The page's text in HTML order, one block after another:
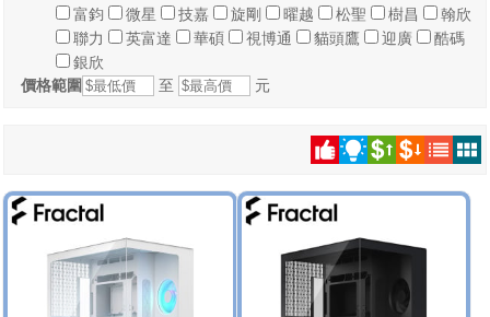
富鈞
微星 技嘉 旋剛 曜越 松聖 樹昌
翰欣
聯力
英富達 華碩 視博通 貓頭鷹 迎廣
酷碼
銀欣
價格範圍
至 元